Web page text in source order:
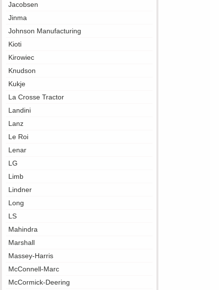
Jacobsen
Jinma
Johnson Manufacturing
Kioti
Kirowiec
Knudson
Kukje
La Crosse Tractor
Landini
Lanz
Le Roi
Lenar
LG
Limb
Lindner
Long
LS
Mahindra
Marshall
Massey-Harris
McConnell-Marc
McCormick-Deering